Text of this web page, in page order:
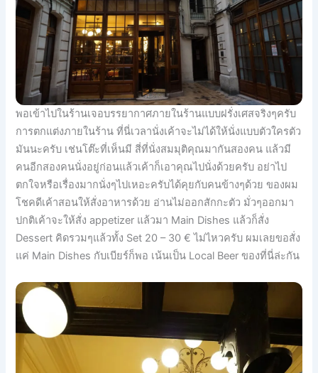
พอเข้าไปในร้านเจอบรรยากาศภายในร้านแบบฝรั่งเศสจริงๆครับ
การตกแต่งภายในร้าน ที่นี่เวลานั่งเค้าจะไม่ได้ให้นั่งแบบตัวใครตัว
มันนะครับ เช่นโต๊ะที่เห็นมี สี่ที่นั่งสมมุติคุณมากันสองคน แล้วมี
คนอีกสองคนนั่งอยู่ก่อนแล้วเค้าก็เอาคุณไปนั่งด้วยครับ อย่าไป
ตกใจหรือเรื่องมากนั่งๆไปเหอะครับได้คุยกับคนข้างๆด้วย ของผม
โชคดีเค้าสอนให้สั่งอาหารด้วย อ่านไม่ออกสักกะตัว มั่วๆออกมา
ปกติเค้าจะให้สั่ง appetizer แล้วมา Main Dishes แล้วก็สั่ง
Dessert คิดรวมๆแล้วทั้ง Set 20 – 30 € ไม่ไหวครับ ผมเลยขอสั่ง
แค่ Main Dishes กับเบียร์ก็พอ เน้นเป็น Local Beer ของที่นี่ล่ะกัน